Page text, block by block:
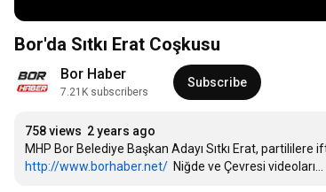
Bor'da Sıtkı Erat Coşkusu
Bor Haber
7.21K subscribers
Subscribe
758 views 2 years ago
http://www.borhaber.net/
  Niğde ve Çevresi videoları...